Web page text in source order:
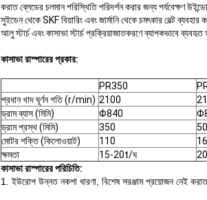
করাত ব্লেডের চলমান পরিস্থিতি পরিদর্শন করার জন্য পর্যবেক্ষণ
সুইডেন থেকে SKF বিয়ারিং এবং জার্মানি থেকে চমৎকার বেল্ট ব্যবহার
আলু স্টার্চ এবং কাসাভা স্টার্চ প্রক্রিয়াজাতকরণে ব্যাপকভাবে
কাসাভা রাস্পারের প্রকার:
PR350
প্রধান খাদ ঘূর্ণন গতি (r/min) 2100
ড্রাম ব্যাস (মিমি)
Φ840
ড্রাম প্রস্থ (মিমি)
350
মোটর শক্তি (কিলোওয়াট)
110
ক্ষমতা
15-20t/ঘ
কাসাভা রাস্পারের পরিচিতি:
1. ইউরোপ উন্নত নকশা ধারণা, বিশেষ সরঞ্জাম প্রয়োজন নেই